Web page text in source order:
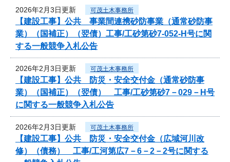
2026年2月3日更新 可茂土木事務所
【建設工事】公共 事業間連携砂防事業（通常砂防事
業）（国補正）（翌債）工事/工砂第砂7-052-H号に関
する一般競争入札公告
2026年2月3日更新 可茂土木事務所
【建設工事】公共 防災・安全交付金（通常砂防事
業）（国補正）（翌債） 工事/工砂第砂7－029－H号
に関する一般競争入札公告
2026年2月3日更新 可茂土木事務所
【建設工事】公共 防災・安全交付金（広域河川改
修）（債務） 工事/工河第広7－6－2－2号に関する